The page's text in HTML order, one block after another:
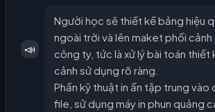
📣
Người học sẽ thiết kế bảng hiệu
ngoài trời và lên maket phối
công ty, tức là xử lý bài toán thiết
cảnh sử dụng rõ ràng.
Phần kỹ thuật in ấn tập trung vào
file, sử dụng máy in phun quảng